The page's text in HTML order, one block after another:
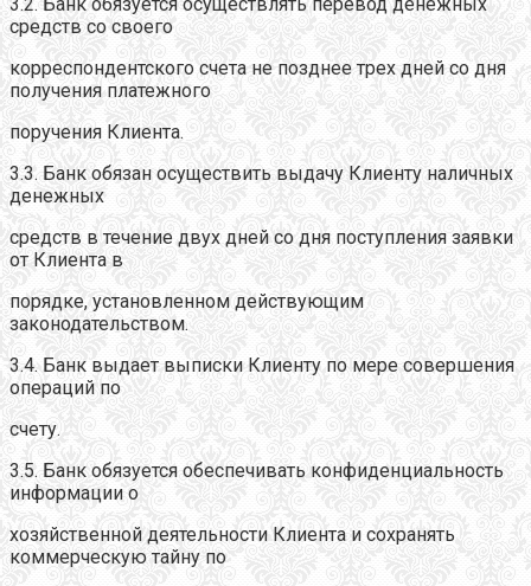
3.2. Банк обязуется осуществлять перевод денежных
средств со своего
корреспондентского счета не позднее трех дней со дня
получения платежного
поручения Клиента.
3.3. Банк обязан осуществить выдачу Клиенту наличных
денежных
средств в течение двух дней со дня поступления заявки
от Клиента в
порядке, установленном действующим
законодательством.
3.4. Банк выдает выписки Клиенту по мере совершения
операций по
счету.
3.5. Банк обязуется обеспечивать конфиденциальность
информации о
хозяйственной деятельности Клиента и сохранять
коммерческую тайну по